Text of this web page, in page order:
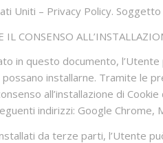
Uniti – Privacy Policy.
IL CONSENSO
in questo documento,
installarne. Tramite le
all’installazione di
indirizzi: Google
da terze parti, l’Utente